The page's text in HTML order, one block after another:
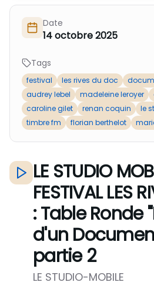
Exprime ton soutien
Date
14 octobre 2025
Tags
festival les rives du doc
audrey lebel
madeleine leroyer
caroline gilet
renan coquin
le
timbre fm
florian berthelot
LE STUDIO
FESTIVAL LES
: Table Ronde
d'un
partie 2
LE STUDIO-MOBILE